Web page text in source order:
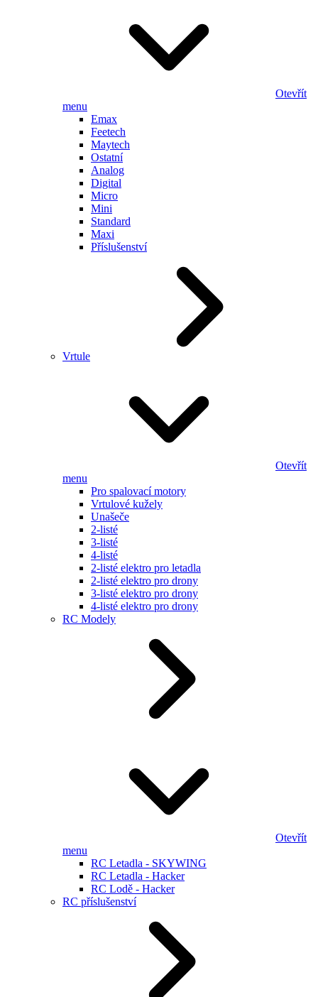
Otevřít
menu
Emax
Feetech
Maytech
Ostatní
Analog
Digital
Micro
Mini
Standard
Maxi
Příslušenství
Vrtule
Otevřít
menu
Pro spalovací motory
Vrtulové kužely
Unašeče
2-listé
3-listé
4-listé
2-listé elektro pro letadla
2-listé elektro pro drony
3-listé elektro pro drony
4-listé elektro pro drony
RC Modely
Otevřít
menu
RC Letadla - SKYWING
RC Letadla - Hacker
RC Lodě - Hacker
RC příslušenství